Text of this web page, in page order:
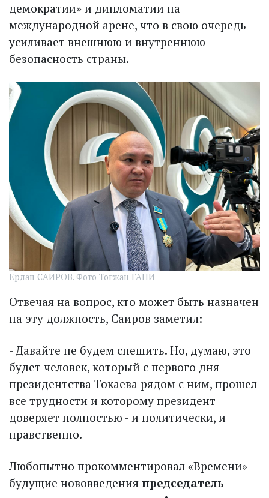
демократии» и дипломатии на
международной арене, что в свою очередь
усиливает внешнюю и внутреннюю
безопасность страны.
Ерлан САИРОВ. Фото Тогжан ГАНИ
Отвечая на вопрос, кто может быть назначен
на эту должность, Саиров заметил:
- Давайте не будем спешить. Но, думаю, это
будет человек, который с первого дня
президентства Токаева рядом с ним, прошел
все трудности и которому президент
доверяет полностью - и политически, и
нравственно.
Любопытно прокомментировал «Времени»
будущие нововведения председатель